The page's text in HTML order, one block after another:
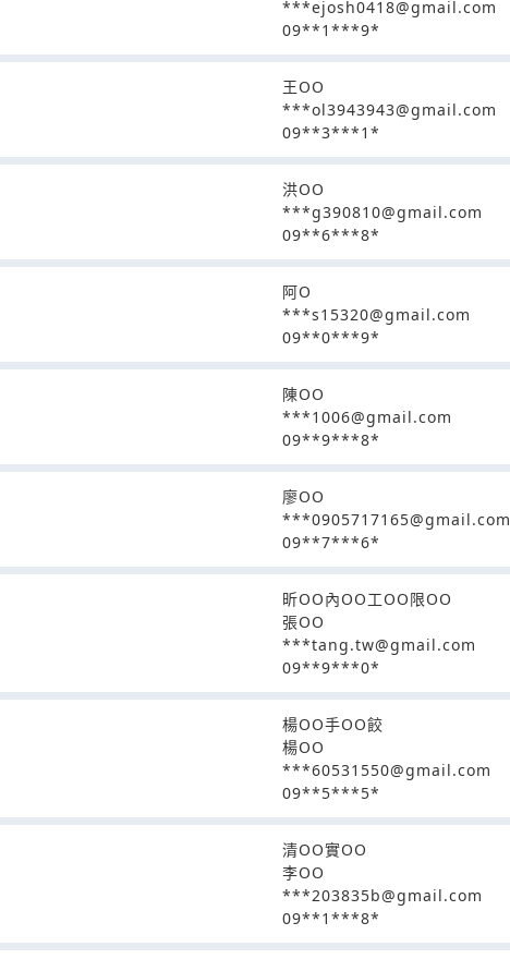
***ejosh0418@gmail.com
09**1***9*
王OO
***ol3943943@gmail.com
09**3***1*
洪OO
***g390810@gmail.com
09**6***8*
阿O
***s15320@gmail.com
09**0***9*
陳OO
***1006@gmail.com
09**9***8*
廖OO
***0905717165@gmail.com
09**7***6*
昕OO內OO工OO限OO
張OO
***tang.tw@gmail.com
09**9***0*
楊OO手OO餃
楊OO
***60531550@gmail.com
09**5***5*
清OO實OO
李OO
***203835b@gmail.com
09**1***8*